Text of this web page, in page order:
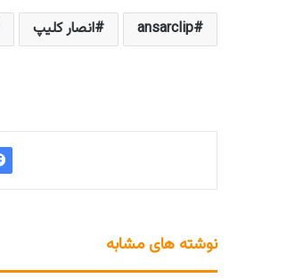
ansarclip انصار کلیپ
نوشته های مشابه